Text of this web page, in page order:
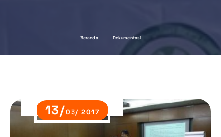
Beranda Dokumentasi
13/03/ 2017